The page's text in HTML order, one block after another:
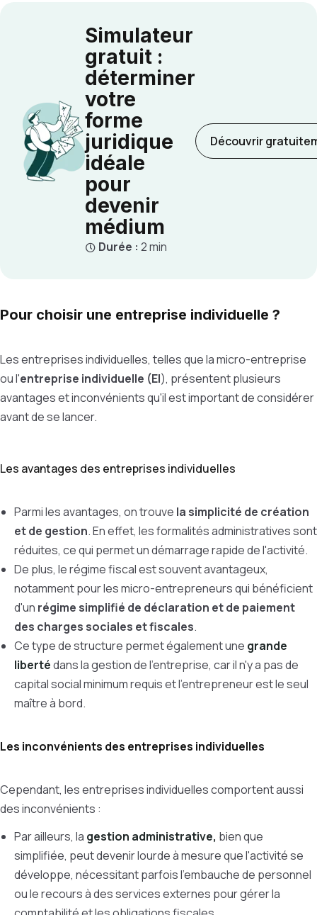
Simulateur
gratuit :
déterminer
votre
forme
juridique
idéale
pour
devenir
médium
Durée : 2 min
Découvrir
Pour choisir une entreprise individuelle ?
Les entreprises individuelles, telles que la micro-entreprise
ou l'entreprise individuelle (EI), présentent plusieurs
avantages et inconvénients qu'il est important de considérer
avant de se lancer.
Les avantages des entreprises individuelles
Parmi les avantages, on trouve la simplicité de création
et de gestion. En effet, les formalités administratives sont
réduites, ce qui permet un démarrage rapide de l'activité.
De plus, le régime fiscal est souvent avantageux,
notamment pour les micro-entrepreneurs qui bénéficient
d'un régime simplifié de déclaration et de paiement
des charges sociales et fiscales.
Ce type de structure permet également une grande
libertédans la gestion de l'entreprise, car il n'y a pas de
capital social minimum requis et l'entrepreneur est le seul
maître à bord.
Les inconvénients des entreprises individuelles
Cependant, les entreprises individuelles comportent aussi
des inconvénients :
Par ailleurs, la gestion administrative, bien que
simplifiée, peut devenir lourde à mesure que l'activité se
développe, nécessitant parfois l'embauche de personnel
ou le recours à des services externes pour gérer la